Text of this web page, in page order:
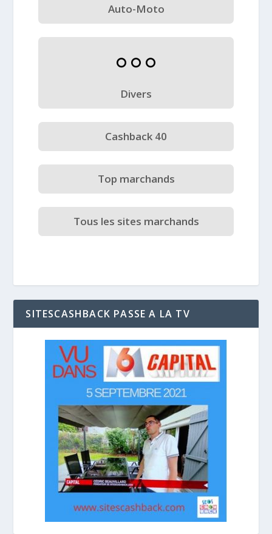
Auto-Moto
Divers
Cashback 40
Top marchands
Tous les sites marchands
SITESCASHBACK PASSE A LA TV